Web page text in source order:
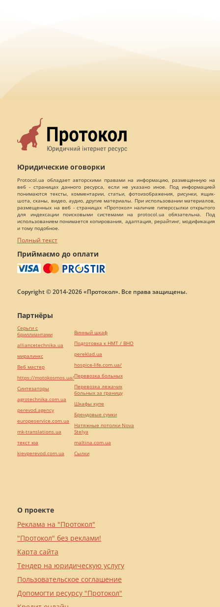
Юридические оговорки
Protocol.ua обладает авторскими правами на информацию, размещенную на
веб - страницах данного ресурса, если не указано иное. Под информацией
понимаются тексты, комментарии, статьи, фотоизображения, рисунки, ящик-
шота, сканы, видео, аудио, другие материалы. При использовании материалов,
размещенных на веб - страницах «Протокол» наличие гиперссылки открытого
для индексации поисковыми системами на protocol.ua обязательна. Под
использованием понимается копирования, адаптация, рерайтинг, модификация
и тому подобное.
Полный текст
Приймаємо до оплати
Copyright © 2014-2026 «Протокол». Все права защищены.
О проекте
Реклама на "Протокол"
"Протокол" без реклами!
Карта сайта
Тендер на юридическую услугу
Пользовательское соглашение
Допомогти ресурсу "Протокол"
Партнёры
Серьги с
бриллиантами
alliancetechnika.ua
миралинкс
Веб мастер
https://motokosmos.ua/
Синтезаторы
agrotechnika.com.ua
perevod.agency
europeservice.com.ua
mk-translations.ua
текст юа
kievperevod.com.ua
Винный шкаф
Подготовка к НМТ / ВНО
pereklad.ua
hospice-life.com.ua/
Перевозка больных
Перевозка лежачих
больных за границу
Шкафы купе
Брендовые сумки
Натяжные потолки Nova
Stelya
maltina.com.ua
Cылки